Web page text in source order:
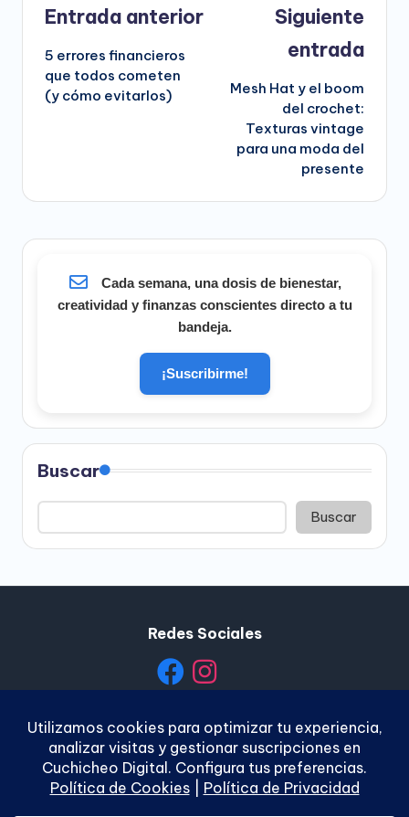
Navegación
entradas
Entrada anterior
5 errores financieros
que todos cometen
(y cómo evitarlos)
Siguiente
entrada
Mesh Hat y el boom
del crochet:
Texturas vintage
para una moda del
presente
Cada semana, una dosis de bienestar,
creatividad y finanzas conscientes directo a tu
bandeja.
¡Suscribirme!
Buscar
Buscar
Redes Sociales
Política de Privacidad | Política de Cookies | Términos y
Condiciones | Contacto